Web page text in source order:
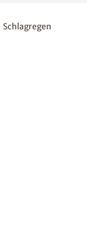
Schlagregen